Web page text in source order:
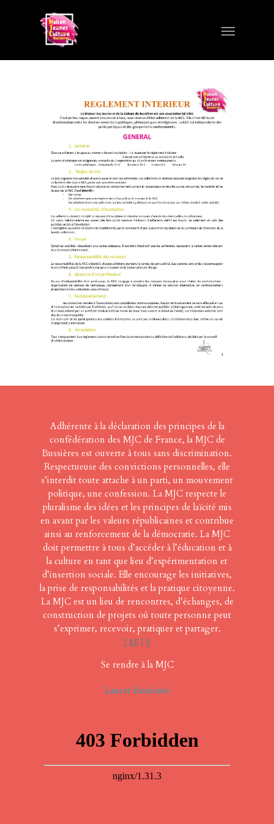
Adhérente à la déclaration des principes de la
confédération des MJC de France, la MJC de
Bussières est ouverte à tous sans discrimination.
Respectueuse des convictions personnelles, elle
s’interdit toute attache à un parti, un mouvement
politique, une confession. La MJC respecte le
pluralisme des idées et les principes de laïcité mis
en avant par les valeurs républicaines et contribue
ainsi au renforcement de la démocratie. La MJC
doit permettre à tous d’accéder à l’éducation et à
la culture en tant que lieu d’expérimentation et
d’insertion sociale. Elle encourage les initiatives,
la prise de responsabilités et la pratique citoyenne.
La MJC est un lieu de rencontres, d’échanges, de
construction de projets où toute personne peut
s’exprimer, recevoir, pratiquer et partager.
CARTO
Se rendre à la MJC
Lancer Itinéraire